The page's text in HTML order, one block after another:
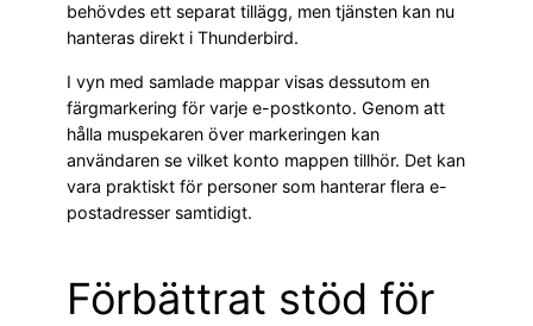
behövdes ett separat tillägg, men tjänsten kan nu
hanteras direkt i Thunderbird.
I vyn med samlade mappar visas dessutom en
färgmarkering för varje e-postkonto. Genom att
hålla muspekaren över markeringen kan
användaren se vilket konto mappen tillhör. Det kan
vara praktiskt för personer som hanterar flera e-
postadresser samtidigt.
Förbättrat stöd för